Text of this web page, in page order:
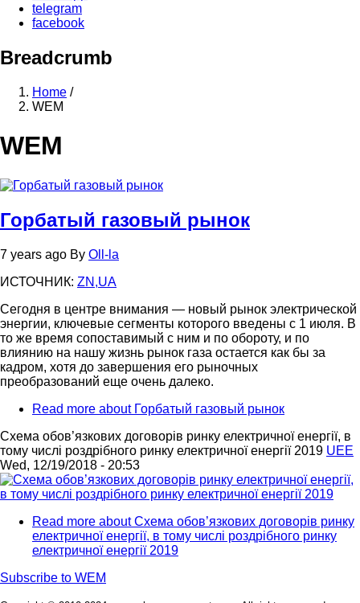
telegram
facebook
Breadcrumb
Home /
WEM
WEM
Горбатый газовый рынок
7 years ago By Oll-la
ИСТОЧНИК: ZN,UA
Сегодня в центре внимания — новый рынок электрической
энергии, ключевые сегменты которого введены с 1 июля. В
то же время сопоставимый с ним и по обороту, и по
влиянию на нашу жизнь рынок газа остается как бы за
кадром, хотя до завершения его рыночных
преобразований еще очень далеко.
Read more about Горбатый газовый рынок
Схема обов’язкових договорів ринку електричної енергії, в
тому числі роздрібного ринку електричної енергії 2019 UEE
Wed, 12/19/2018 - 20:53
Read more about Схема обов’язкових договорів ринку
електричної енергії, в тому числі роздрібного ринку
електричної енергії 2019
Subscribe to WEM